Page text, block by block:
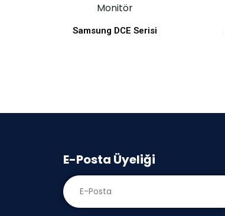
Monitör
Samsung DCE Serisi
E-Posta Üyeliği